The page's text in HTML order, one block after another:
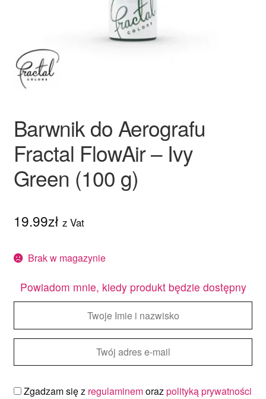
Barwnik do Aerografu
Fractal FlowAir – Ivy
Green (100 g)
19.99zł z Vat
Brak w magazynie
Powiadom mnie, kiedy produkt będzie dostępny
Zgadzam się z regulaminemorazpolityką prywatności